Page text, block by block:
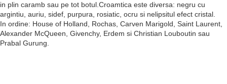
in plin caramb sau pe tot botul.Croamtica este diversa: negru cu
argintiu, auriu, sidef, purpura, rosiatic, ocru si nelipsitul efect cristal.
In ordine: House of Holland, Rochas, Carven Marigold, Saint Laurent,
Alexander McQueen, Givenchy, Erdem si Christian Louboutin sau
Prabal Gurung.